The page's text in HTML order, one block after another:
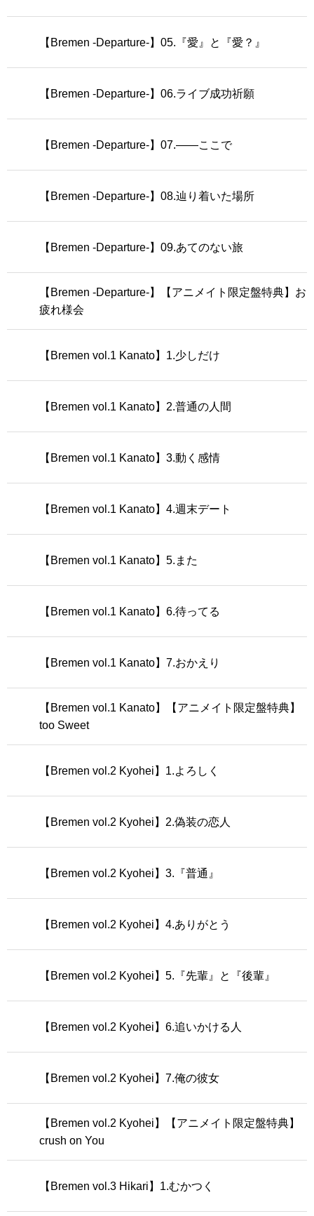
【Bremen -Departure-】05.『愛』と『愛？』
【Bremen -Departure-】06.ライブ成功祈願
【Bremen -Departure-】07.――ここで
【Bremen -Departure-】08.辿り着いた場所
【Bremen -Departure-】09.あてのない旅
【Bremen -Departure-】【アニメイト限定盤特典】お
疲れ様会
【Bremen vol.1 Kanato】1.少しだけ
【Bremen vol.1 Kanato】2.普通の人間
【Bremen vol.1 Kanato】3.動く感情
【Bremen vol.1 Kanato】4.週末デート
【Bremen vol.1 Kanato】5.また
【Bremen vol.1 Kanato】6.待ってる
【Bremen vol.1 Kanato】7.おかえり
【Bremen vol.1 Kanato】【アニメイト限定盤特典】
too Sweet
【Bremen vol.2 Kyohei】1.よろしく
【Bremen vol.2 Kyohei】2.偽装の恋人
【Bremen vol.2 Kyohei】3.『普通』
【Bremen vol.2 Kyohei】4.ありがとう
【Bremen vol.2 Kyohei】5.『先輩』と『後輩』
【Bremen vol.2 Kyohei】6.追いかける人
【Bremen vol.2 Kyohei】7.俺の彼女
【Bremen vol.2 Kyohei】【アニメイト限定盤特典】
crush on You
【Bremen vol.3 Hikari】1.むかつく